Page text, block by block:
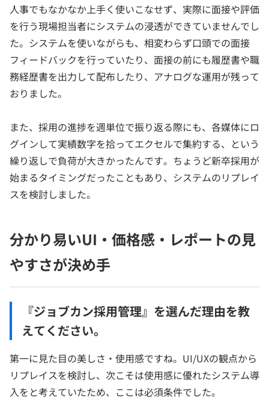
人事でもなかなか上手く使いこなせず、実際に面接や評価
を行う現場担当者にシステムの浸透ができていませんでし
た。システムを使いながらも、相変わらず口頭での面接
フィードバックを行っていたり、面接の前にも履歴書や職
務経歴書を出力して配布したり、アナログな運用が残って
おりました。
また、採用の進捗を週単位で振り返る際にも、各媒体にロ
グインして実績数字を拾ってエクセルで集約する、という
繰り返しで負荷が大きかったんです。ちょうど新卒採用が
始まるタイミングだったこともあり、システムのリプレイ
スを検討しました。
分かり易いUI・価格感・レポートの見
やすさが決め手
『ジョブカン採用管理』を選んだ理由を教
えてください。
第一に見た目の美しさ・使用感ですね。UI/UXの観点から
リプレイスを検討し、次こそは使用感に優れたシステム導
入をと考えていたため、ここは必須条件でした。